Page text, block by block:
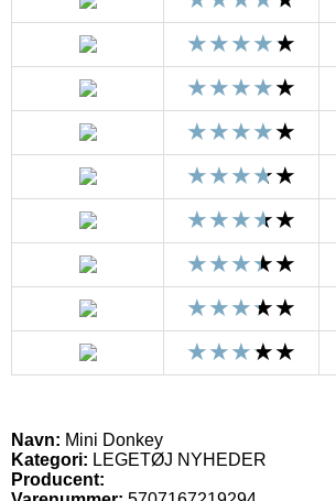
Navn: Mini Donkey
Kategori: LEGETØJ NYHEDER
Producent: